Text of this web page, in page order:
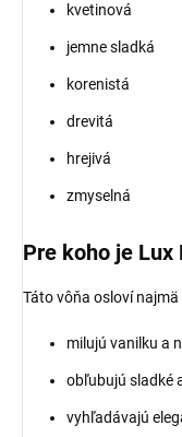
kvetinová
jemne sladká
korenistá
drevitá
hrejivá
zmyselná
Pre koho je Lux
Táto vôňa osloví najmä
milujú vanilku a
obľubujú sladké
vyhľadávajú